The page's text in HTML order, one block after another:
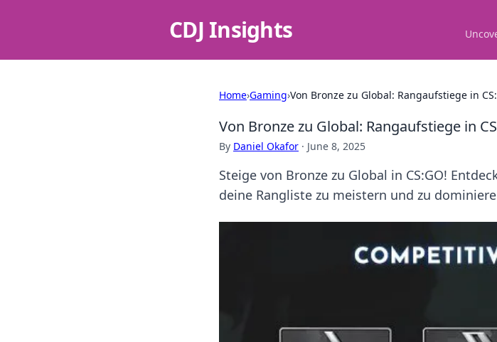
CDJ Insights
Home›Gaming›Von Bronze zu Global: Rangaufstiege in
Von Bronze zu Global: Rangaufstiege in
By Daniel Okafor · June 8, 2025
Steige von Bronze zu Global in CS:GO!
deine Rangliste zu meistern und zu